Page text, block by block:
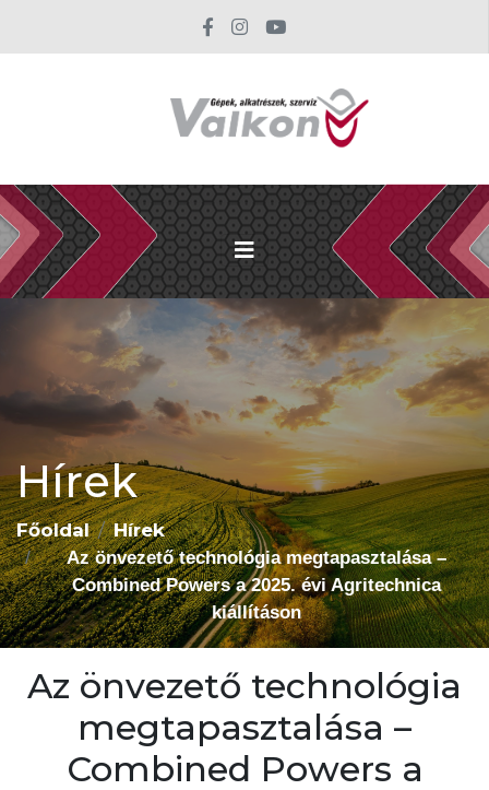
Hírek
Főoldal Hírek
Az önvezető technológia megtapasztalása –
Combined Powers a 2025. évi Agritechnica
kiállításon
Az önvezető technológia
megtapasztalása –
Combined Powers a